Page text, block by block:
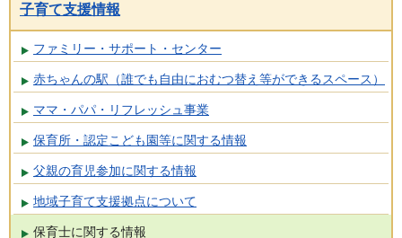
子育て支援情報
ファミリー・サポート・センター
赤ちゃんの駅（誰でも自由におむつ替え等ができるスペース）
ママ・パパ・リフレッシュ事業
保育所・認定こども園等に関する情報
父親の育児参加に関する情報
地域子育て支援拠点について
保育士に関する情報